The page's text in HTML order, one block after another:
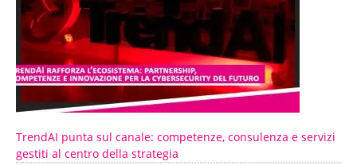
TrendAI punta sul canale: competenze, consulenza e servizi
gestiti al centro della strategia